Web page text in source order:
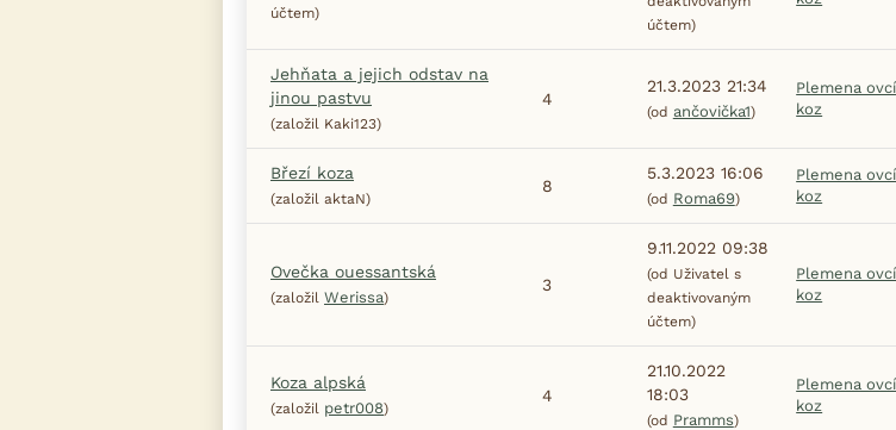
účtem)
účtem)
Jehňata a jejich odstav na
jinou pastvu
(založil Kaki123)
4
21.3.2023 21:34
(od ančovička1)
Plemena
koz
Březí koza
(založil aktaN)
8
5.3.2023 16:06
(od Roma69)
Plemena
koz
Ovečka ouessantská
(založil Werissa)
3
9.11.2022 09:38
(od Uživatel s
deaktivovaným
účtem)
Plemena
koz
Koza alpská
(založil petr008)
4
21.10.2022
18:03
(od Pramms)
Plemena
koz